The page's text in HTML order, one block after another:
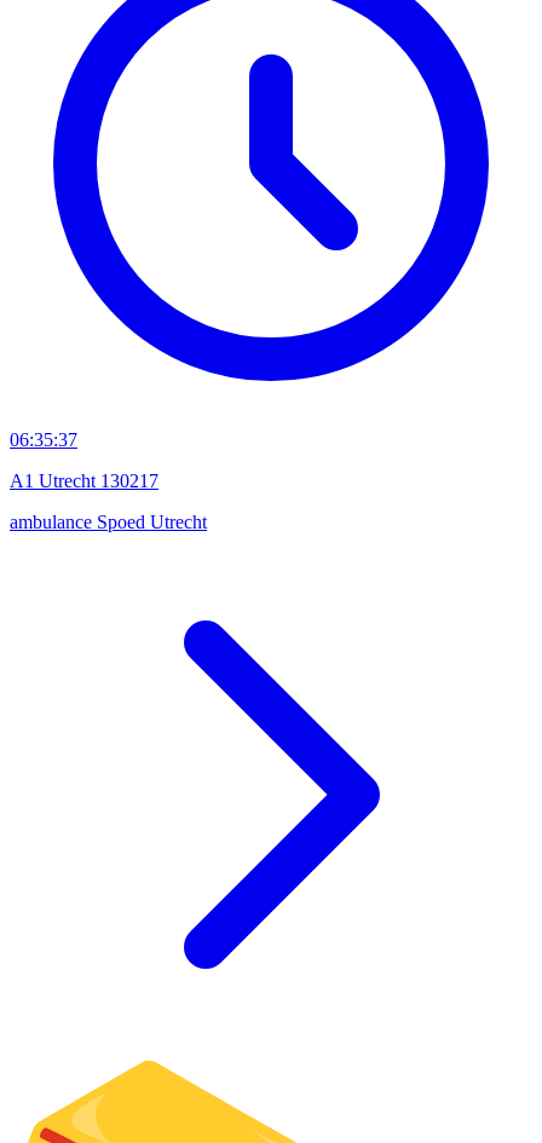
06:35:37
A1 Utrecht 130217
ambulance Spoed Utrecht